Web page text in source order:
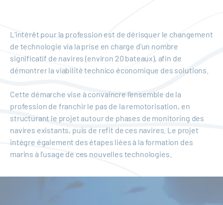
L’intérêt pour la profession est de dérisquer le changement
de technologie via la prise en charge d’un nombre
significatif de navires (environ 20 bateaux), afin de
démontrer la viabilité technico économique des solutions.
Cette démarche vise à convaincre l'ensemble de la
profession de franchir le pas de la remotorisation, en
structurant le projet autour de phases de monitoring des
navires existants, puis de refit de ces navires. Le projet
intègre également des étapes liées à la formation des
marins à l'usage de ces nouvelles technologies.